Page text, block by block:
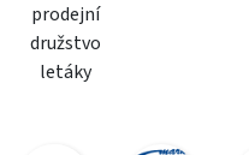
prodejní
družstvo
letáky